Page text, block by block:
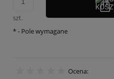
szt.
*- Pole wymagane
Ocena: